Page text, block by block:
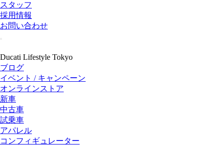
スタッフ
採用情報
お問い合わせ
Ducati Lifestyle Tokyo
ブログ
イベント / キャンペーン
オンラインストア
新車
中古車
試乗車
アパレル
コンフィギュレーター